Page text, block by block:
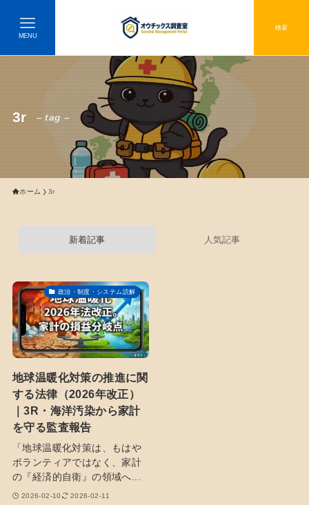
検索
MENU
3r – tag –
ホーム 3r
新着記事 人気記事
政治・制度・システム読解
地球温暖化対策の推進に関
する法律（2026年改正）
｜3R・海洋汚染から家計
を守る監査報告
「地球温暖化対策は、もはや
ボランティアではなく、家計
の『経済的自衛』の領域へ...
2026-02-10 2026-02-11